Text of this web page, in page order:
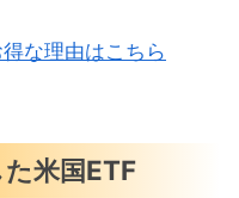
な理由はこちら
米国ETF